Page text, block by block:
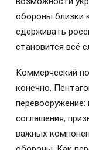
обороны близки
сдерживать
становится всё
Коммерческий
конечно.
соглашения,
важных